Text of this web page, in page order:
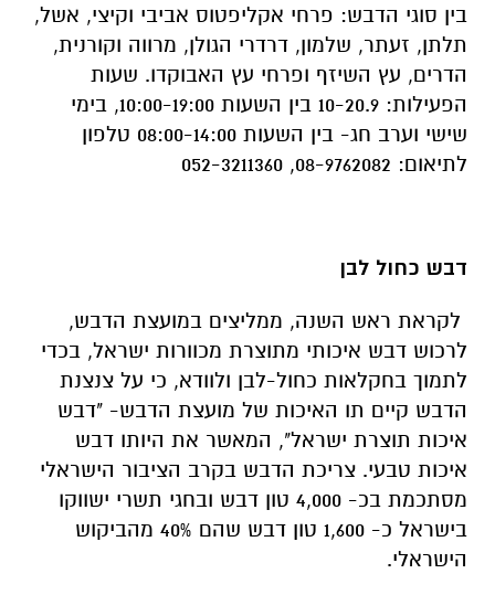
בין סוגי הדבש: פרחי אקליפטוס אביבי וקיצי, אשל,
תלתן, זעתר, שלמון, דרדרי הגולן, מרווה וקורנית,
הדרים, עץ השיזף ופרחי עץ האבוקדו. שעות
הפעילות: 10-20.9 בין השעות 10:00-19:00, בימי
שישי וערב חג- בין השעות 08:00-14:00 טלפון
לתיאום: 08-9762082, 052-3211360
דבש כחול לבן
לקראת ראש השנה, ממליצים במועצת הדבש,
לרכוש דבש איכותי מתוצרת מכוורות ישראל, בכדי
לתמוך בחקלאות כחול-לבן ולוודא, כי על צנצנת
הדבש קיים תו האיכות של מועצת הדבש- "דבש
איכות תוצרת ישראל", המאשר את היותו דבש
איכות טבעי. צריכת הדבש בקרב הציבור הישראלי
מסתכמת בכ- 4,000 טון דבש ובחגי תשרי ישווקו
בישראל כ- 1,600 טון דבש שהם 40% מהביקוש
הישראלי.